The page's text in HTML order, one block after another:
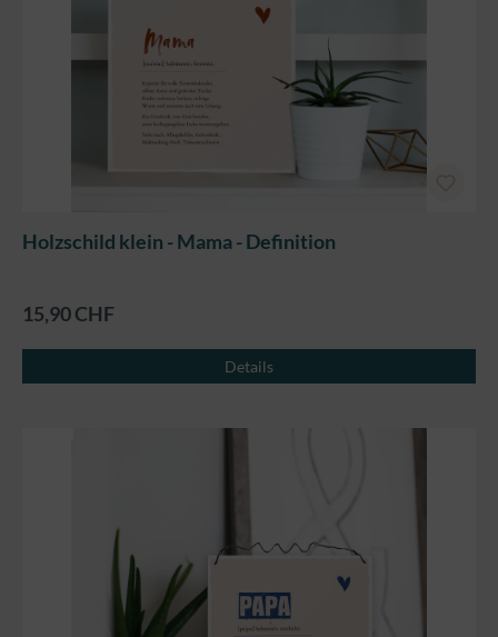
Holzschild klein - Mama - Definition
15,90 CHF
Details